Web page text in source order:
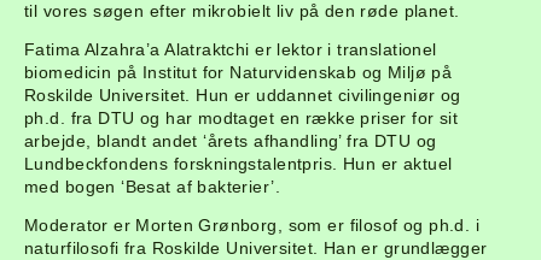
til vores søgen efter mikrobielt liv på den røde planet.
Fatima Alzahra’a Alatraktchi er lektor i translationel
biomedicin på Institut for Naturvidenskab og Miljø på
Roskilde Universitet. Hun er uddannet civilingeniør og
ph.d. fra DTU og har modtaget en række priser for sit
arbejde, blandt andet ‘årets afhandling’ fra DTU og
Lundbeckfondens forskningstalentpris. Hun er aktuel
med bogen ‘Besat af bakterier’.
Moderator er Morten Grønborg, som er filosof og ph.d. i
naturfilosofi fra Roskilde Universitet. Han er grundlægger